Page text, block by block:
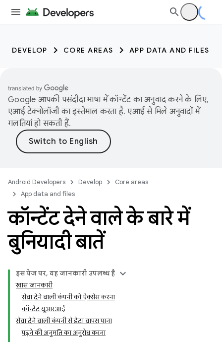
DEVELOP CORE AREAS APP DATA AND FILES
Google आपकी पसंदीदा भाषा में कॉन्टेंट का अनुवाद करने के लिए,
एआई टेक्नोलॉजी का इस्तेमाल करता है. एआई से मिले अनुवादों में
गलतियां हो सकती हैं.
Android Developers Develop
Core areas
App data and files
कॉन्टेंट देने वाले के बारे में
बुनियादी बातें
इस पेज पर, यह जानकारी उपलब्ध है
खास जानकारी
सेवा देने वाली कंपनी को ऐक्सेस करना
कॉन्टेंट यूआरआई
सेवा देने वाली कंपनी से डेटा वापस पाना
पढ़ने की अनुमति का अनुरोध करना